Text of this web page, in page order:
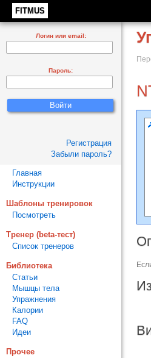
FITMUS
Логин или email:
Пароль:
Регистрация
Забыли пароль?
Главная
Инструкции
Шаблоны тренировок
Посмотреть
Тренер (beta-тест)
Список тренеров
Библиотека
Статьи
Мышцы тела
Упражнения
Калории
FAQ
Идеи
Прочее